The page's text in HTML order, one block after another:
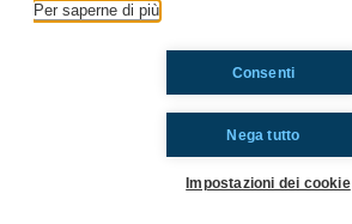
Ti è piaciuto? Condividilo!
Per saperne di più
Nega tutto
Consenti
Impostazioni dei cookie